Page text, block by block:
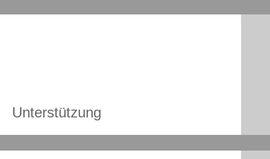
Unterstützung